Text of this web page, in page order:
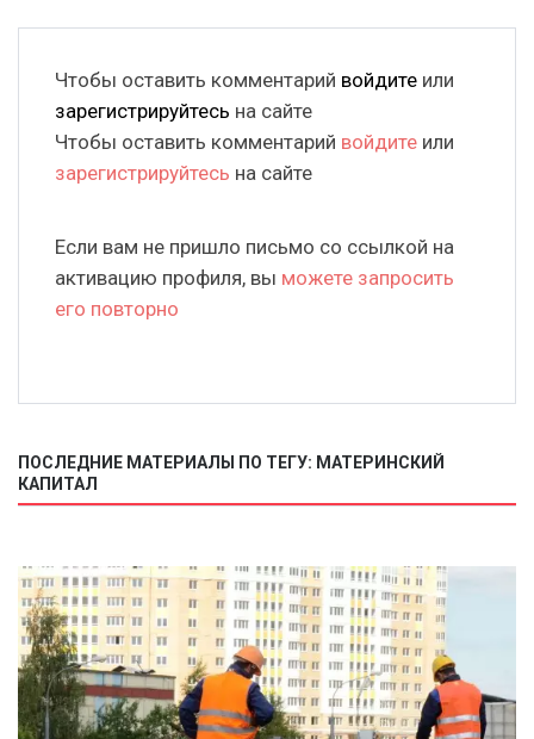
Чтобы оставить комментарий войдите или
зарегистрируйтесь на сайте
Чтобы оставить комментарий войдите или
зарегистрируйтесь на сайте
Если вам не пришло письмо со ссылкой на
активацию профиля, вы можете запросить
его повторно
ПОСЛЕДНИЕ МАТЕРИАЛЫ ПО ТЕГУ: МАТЕРИНСКИЙ
КАПИТАЛ